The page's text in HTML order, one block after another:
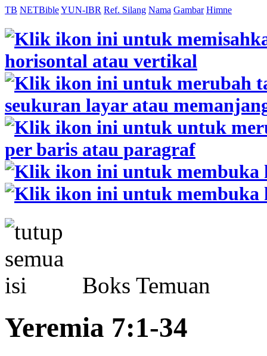
TB NETBibleYUN-IBR Ref. Silang Nama Gambar Himne
Boks Temuan
Yeremia 7:1-34